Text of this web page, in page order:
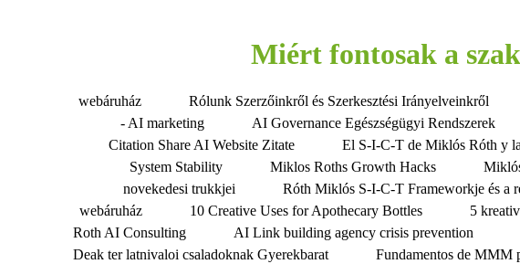
Miért fontosak a
webáruház Rólunk Szerzőinkről és Szerkesztési Irányelveinkről
- AI marketing
AI Governance Egészségügyi Rendszerek
Citation Share AI Website Zitate
El S-I-C-T de Miklós Róth y
System Stability
Miklos Roths Growth Hacks
novekedesi trukkjei
Róth Miklós S-I-C-T Frameworkje és a
webáruház
10 Creative Uses for Apothecary Bottles 5
Roth AI Consulting
AI Link building agency crisis prevention
Deak ter latnivaloi csaladoknak Gyerekbarat
Fundamentos de MMM